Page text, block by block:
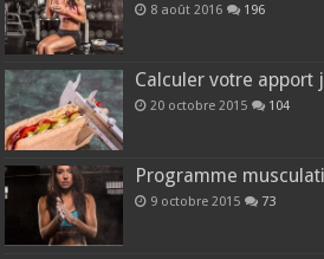
8 août 2016 196
Calculer votre apport
20 octobre 2015 104
Programme
9 octobre 2015 73